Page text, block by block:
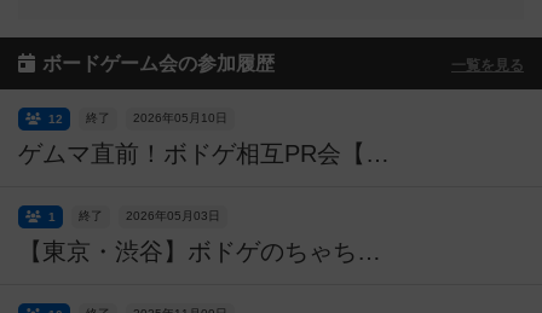
ボードゲーム会の参加履歴 一覧を見る
ゲムマ直前！ボドゲ相互PR会【一般参加も歓迎】【2026.05】
終了 2026年05月10日
12
【東京・渋谷】ボドゲのちゃちゃちゃ!!ゲムマ前試遊フェス2026春in幡ヶ谷
終了 2026年05月03日
1